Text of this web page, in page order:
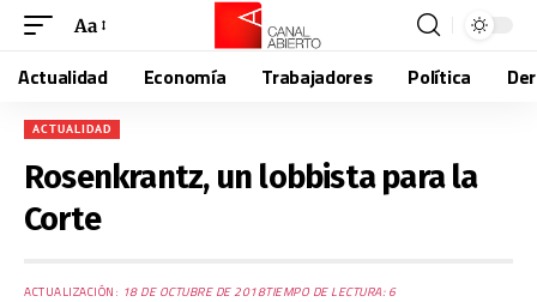
Aa
Actualidad Economía Trabajadores Política
ACTUALIDAD
Rosenkrantz, un lobbista para la
Corte
ACTUALIZACIÓN: 18 DE OCTUBRE DE 2018TIEMPO DE LECTURA: 6